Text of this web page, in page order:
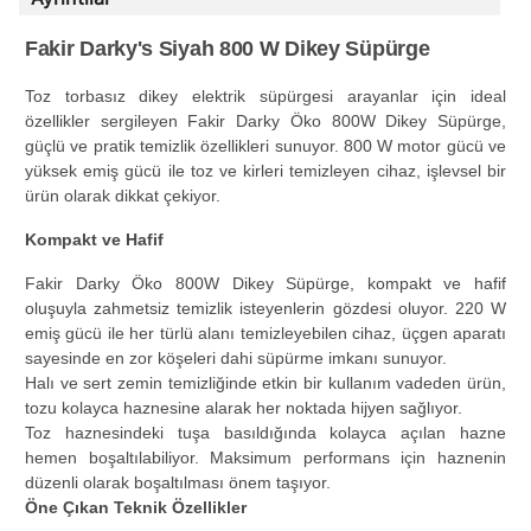
Fakir Darky's Siyah 800 W Dikey Süpürge
Toz torbasız dikey elektrik süpürgesi arayanlar için ideal
özellikler sergileyen Fakir Darky Öko 800W Dikey Süpürge,
güçlü ve pratik temizlik özellikleri sunuyor. 800 W motor gücü ve
yüksek emiş gücü ile toz ve kirleri temizleyen cihaz, işlevsel bir
ürün olarak dikkat çekiyor.
Kompakt ve Hafif
Fakir Darky Öko 800W Dikey Süpürge, kompakt ve hafif
oluşuyla zahmetsiz temizlik isteyenlerin gözdesi oluyor. 220 W
emiş gücü ile her türlü alanı temizleyebilen cihaz, üçgen aparatı
sayesinde en zor köşeleri dahi süpürme imkanı sunuyor.
Halı ve sert zemin temizliğinde etkin bir kullanım vadeden ürün,
tozu kolayca haznesine alarak her noktada hijyen sağlıyor.
Toz haznesindeki tuşa basıldığında kolayca açılan hazne
hemen boşaltılabiliyor. Maksimum performans için haznenin
düzenli olarak boşaltılması önem taşıyor.
Öne Çıkan Teknik Özellikler